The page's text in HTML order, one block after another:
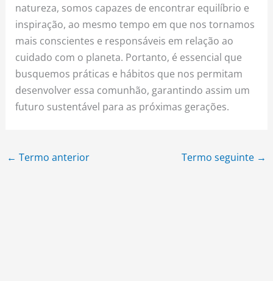
natureza, somos capazes de encontrar equilíbrio e
inspiração, ao mesmo tempo em que nos tornamos
mais conscientes e responsáveis em relação ao
cuidado com o planeta. Portanto, é essencial que
busquemos práticas e hábitos que nos permitam
desenvolver essa comunhão, garantindo assim um
futuro sustentável para as próximas gerações.
← Termo anterior Termo seguinte →